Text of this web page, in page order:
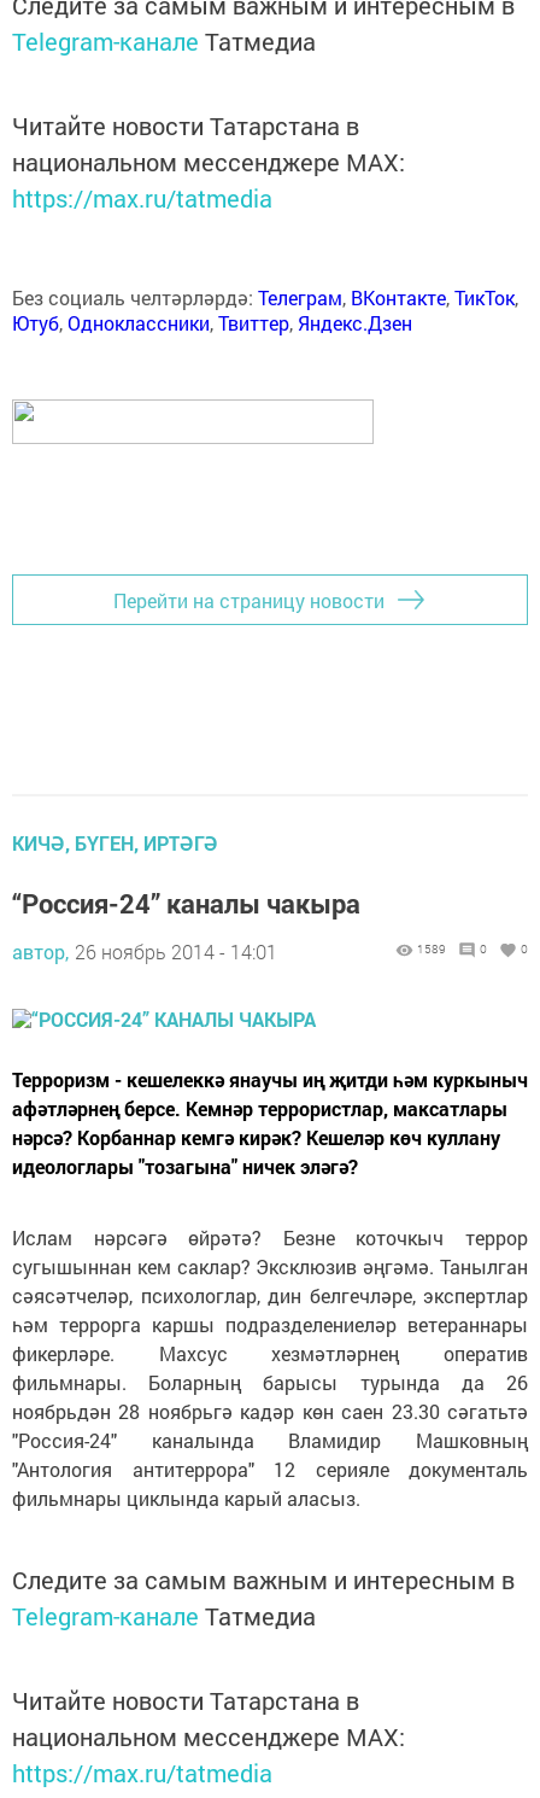
Telegram-канале Татмедиа
Читайте новости Татарстана в
национальном мессенджере MАХ:
https://max.ru/tatmedia
Без социаль челтәрләрдә: Телеграм, ВКонтакте,ТикТок,
Ютуб,Одноклассники,Твиттер, Яндекс.Дзен
Перейти на страницу новости
КИЧӘ, БҮГЕН, ИРТӘГӘ
“Россия-24” каналы чакыра
автор, 26 ноябрь 2014 - 14:01 1589 0 0
Терроризм - кешелеккә янаучы иң җитди һәм куркыныч
афәтләрнең берсе. Кемнәр террористлар, максатлары
нәрсә? Корбаннар кемгә кирәк? Кешеләр көч куллану
идеолог­лары "тозагына" ничек эләгә?
Ислам нәрсәгә өйрәтә? Безне коточкыч террор
сугышыннан кем саклар? Эксклюзив әңгәмә. Танылган
сәясәтчеләр, психологлар, дин белгечләре, экспертлар
һәм террорга каршы подразделениеләр ветераннары
фикерләре. Махсус хезмәтләрнең оператив
фильмнары. Боларның барысы турында да 26
ноябрьдән 28 ноябрьгә кадәр көн саен 23.30 сәгатьтә
"Россия-24" каналында Вламидир Машковның
"Антология антитеррора" 12 серияле документаль
фильмнары циклында карый аласыз.
Следите за самым важным и интересным в
Telegram-канале Татмедиа
Читайте новости Татарстана в
национальном мессенджере MАХ:
https://max.ru/tatmedia